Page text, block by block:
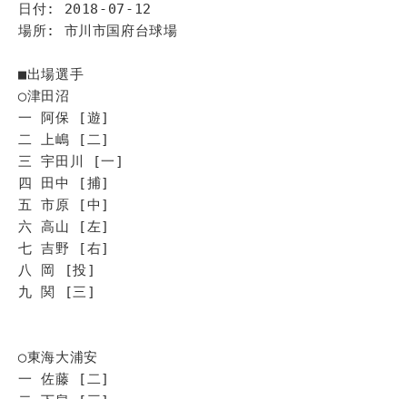
日付: 2018-07-12
場所: 市川市国府台球場
■出場選手
◯津田沼
一 阿保 [遊]
二 上嶋 [二]
三 宇田川 [一]
四 田中 [捕]
五 市原 [中]
六 高山 [左]
七 吉野 [右]
八 岡 [投]
九 関 [三]
◯東海大浦安
一 佐藤 [二]